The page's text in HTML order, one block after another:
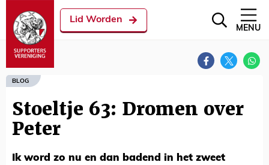
Lid Worden
MENU
BLOG
Stoeltje 63: Dromen over
Peter
Ik word zo nu en dan badend in het zweet